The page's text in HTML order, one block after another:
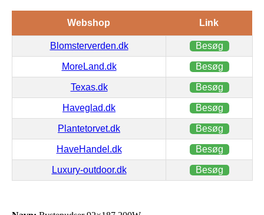
Webshop Link
Blomsterverden.dk Besøg
MoreLand.dk Besøg
Texas.dk Besøg
Haveglad.dk Besøg
Plantetorvet.dk Besøg
HaveHandel.dk Besøg
Luxury-outdoor.dk Besøg